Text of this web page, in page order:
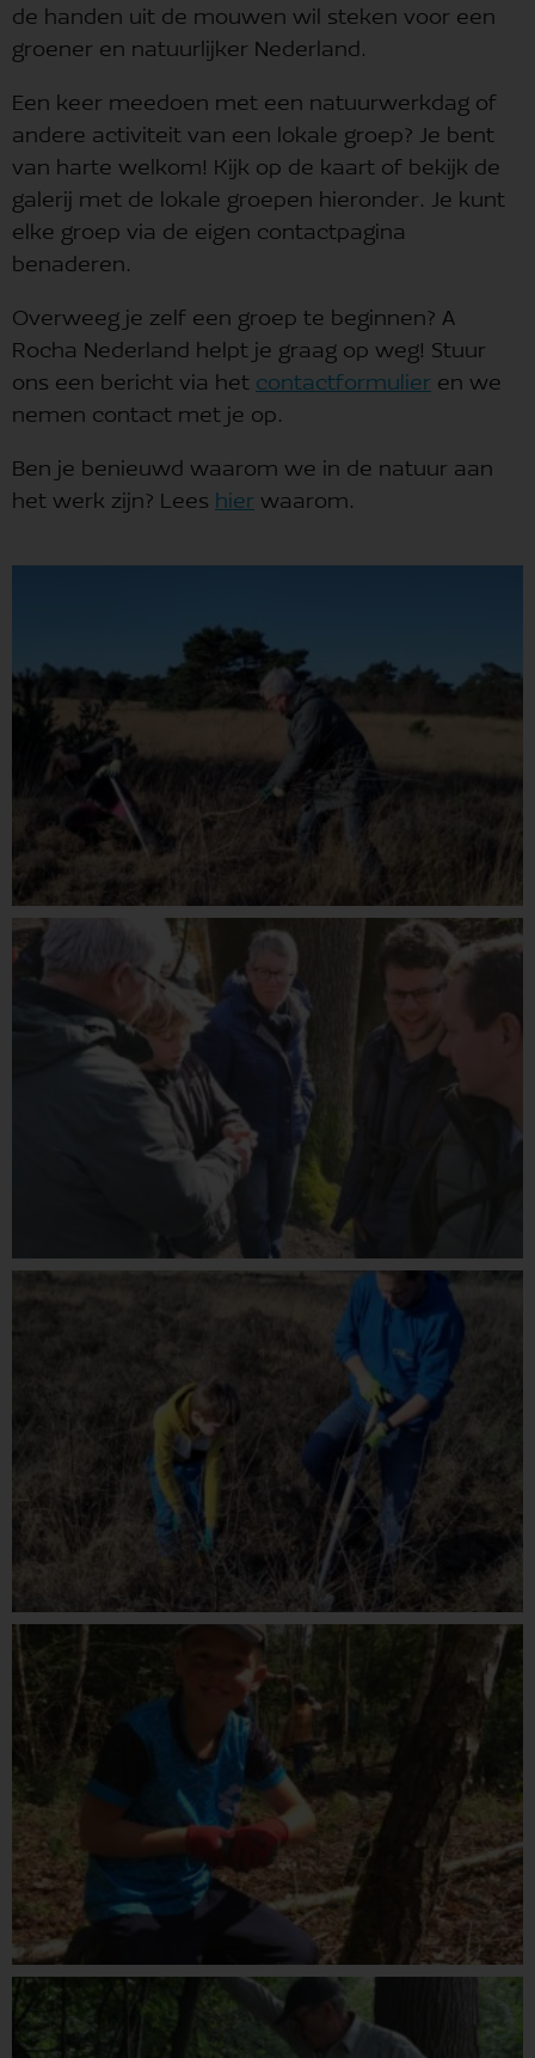
de handen uit de mouwen wil steken voor een
groener en natuurlijker Nederland.
Een keer meedoen met een natuurwerkdag of
andere activiteit van een lokale groep? Je bent
van harte welkom! Kijk op de kaart of bekijk de
galerij met de lokale groepen hieronder. Je kunt
elke groep via de eigen contactpagina
benaderen.
Overweeg je zelf een groep te beginnen? A
Rocha Nederland helpt je graag op weg! Stuur
ons een bericht via het contactformulier en we
nemen contact met je op.
Ben je benieuwd waarom we in de natuur aan
het werk zijn? Lees hier waarom.